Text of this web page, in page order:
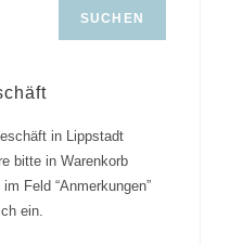
SUCHEN
in Lippstadt
bitte in Warenkorb
Feld “Anmerkungen”
ein.